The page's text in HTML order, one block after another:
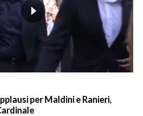
per Maldini e Ranieri,